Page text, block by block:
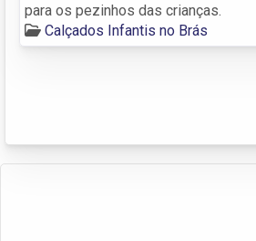
para os pezinhos das crianças.
Calçados Infantis no Brás